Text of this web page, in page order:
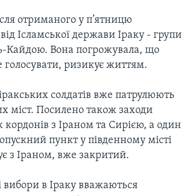
отриманого у п’ятницю
Ісламської держави Іраку - групи
Кайдою. Вона погрожувала, що
голосувати, ризикує життям.
солдатів вже патрулюють
міст. Посилено також заходи
кордонів з Іраном та Сирією, а один
пункт у південному місті
з Іраном, вже закритий.
вибори в Іраку вважаються